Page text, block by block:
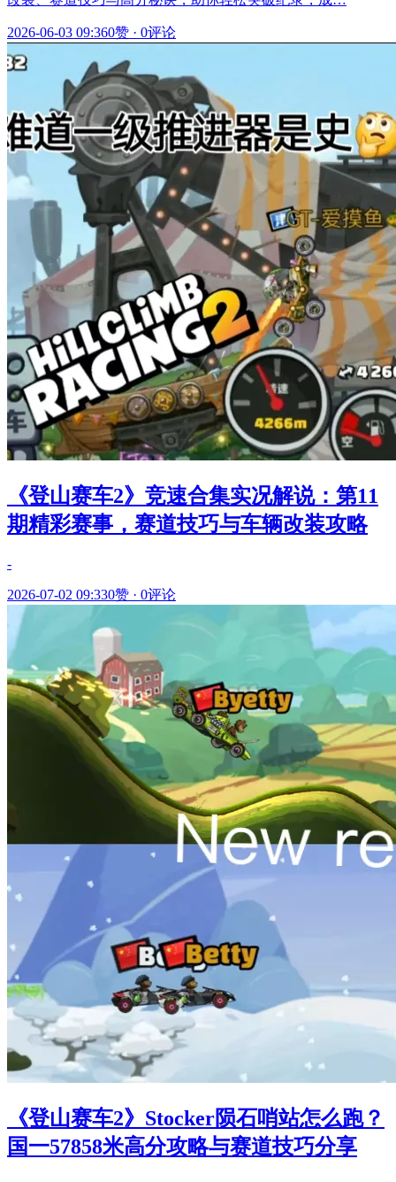
2026-06-03 09:360赞 · 0评论
《登山赛车2》竞速合集实况解说：第11
期精彩赛事，赛道技巧与车辆改装攻略
-
2026-07-02 09:330赞 · 0评论
《登山赛车2》Stocker陨石哨站怎么跑？
国一57858米高分攻略与赛道技巧分享